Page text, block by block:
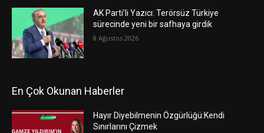
AK Parti’li Yazıcı: Terörsüz Türkiye
sürecinde yeni bir safhaya girdik
8 Ağustos 2026
En Çok Okunan Haberler
Hayır Diyebilmenin Özgürlüğü:Kendi
Sınırlarını Çizmek